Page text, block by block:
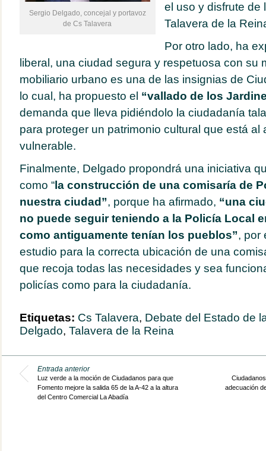
Sergio Delgado, concejal y portavoz
de Cs Talavera
el uso y disfrute de
Talavera de la
Por otro lado, ha
liberal, una ciudad segura y respetuosa con su
mobiliario urbano es una de las insignias de
lo cual, ha propuesto el “vallado de los
demanda que lleva pidiéndolo la ciudadanía
para proteger un patrimonio cultural que está al
vulnerable.
Finalmente, Delgado propondrá una iniciativa
como “la construcción de una comisaría de
nuestra ciudad”, porque ha afirmado, “una
no puede seguir teniendo a la Policía Local
como antiguamente tenían los pueblos”, por
estudio para la correcta ubicación de una
que recoja todas las necesidades y sea
policías como para la ciudadanía.
Etiquetas: Cs Talavera, Debate del Estado de
Delgado, Talavera de la Reina
Entrada anterior
Luz verde a la moción de Ciudadanos para que
Fomento mejore la salida 65 de la A-42 a la altura
del Centro Comercial La Abadía
adecuación